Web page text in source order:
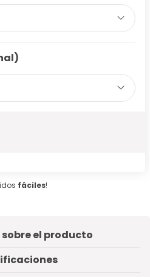
fáciles!
el producto